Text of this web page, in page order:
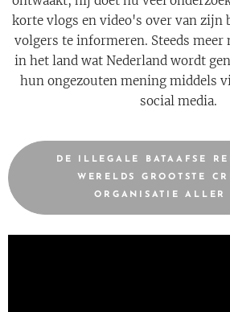
korte vlogs en video's over van zijn
volgers te informeren. Steeds meer
in het land wat Nederland wordt
hun ongezouten mening middels
social media.
DE ILLEGALE BATAAFSE
WERELDS GROOTSTE
ORGANISATIE ALLER